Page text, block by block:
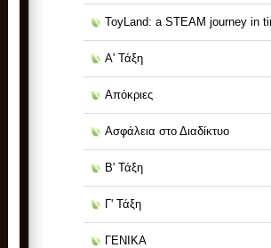
ToyLand: a STEAM journey in
Α' Τάξη
Απόκριες
Ασφάλεια στο Διαδίκτυο
Β' Τάξη
Γ' Τάξη
ΓΕΝΙΚΑ